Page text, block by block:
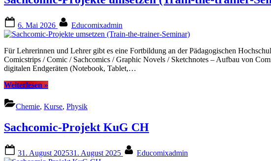
on
6. Mai 2026 Educomixadmin
Für Lehrerinnen und Lehrer gibt es eine Fortbildung an der Pädagogischen
Comicstrips / Comic / Sachcomics / Graphic Novels / Sketchnotes – Aufbau von
digitalen Endgeräten (Notebook, Tablet,…
Weiterlesen “Sachcomic-
umsetzen
(Train-
trainer-
»
Chemie, Kurse, Physik
Sachcomic-Projekt KuG CH
on
31. August 202531. August 2025 Educomixadmin